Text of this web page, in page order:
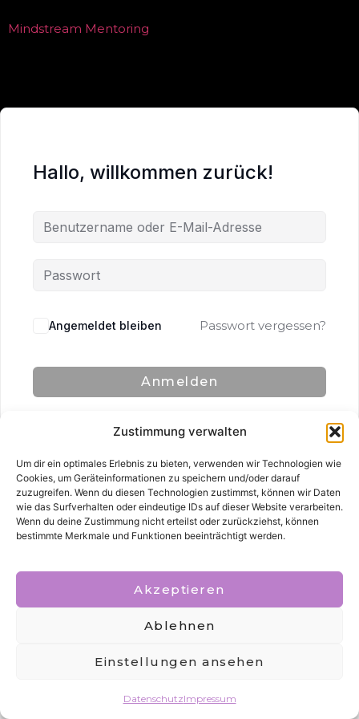
Zustimmung verwalten
Um dir ein optimales Erlebnis zu bieten, verwenden wir Technologien wie
Cookies, um Geräteinformationen zu speichern und/oder darauf
zuzugreifen. Wenn du diesen Technologien zustimmst, können wir Daten
wie das Surfverhalten oder eindeutige IDs auf dieser Website verarbeiten.
Wenn du deine Zustimmung nicht erteilst oder zurückziehst, können
bestimmte Merkmale und Funktionen beeinträchtigt werden.
Akzeptieren
Ablehnen
Einstellungen ansehen
DatenschutzImpressum
Mindstream Mentoring
Hallo, willkommen zurück!
Angemeldet bleiben Passwort vergessen?
Anmelden
Alle Rechte vorbehalten